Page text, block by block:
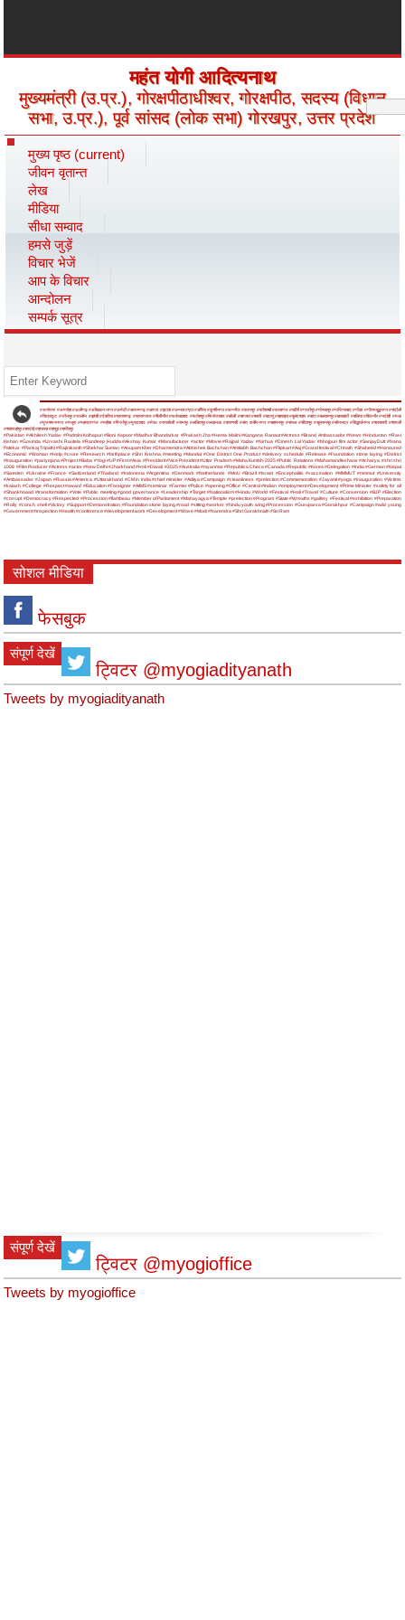
महंत योगी आदित्यनाथ
मुख्यमंत्री (उ.प्र.), गोरक्षपीठाधीश्वर, गोरक्षपीठ, सदस्य (विधान
सभा, उ.प्र.), पूर्व सांसद (लोक सभा) गोरखपुर, उत्तर प्रदेश
मुख्य पृष्ठ (current)
जीवन वृतान्त
लेख
मीडिया
सीधा सम्वाद
हमसे जुड़ें
विचार भेजें
आप के विचार
आन्दोलन
सम्पर्क सूत्र
#अयोध्या #अमरोहा #अलीगढ़ #अंबेडकर नगर#अमेठी #आजमगढ़ #आगरा #इटावा #उन्नाव#एटा#औरैया#कुशीनगर #कन्नौज #कानपुर #कौशाम्बी #कासगंज #खीरी#गाजीपुर#गोरखपुर #गाजियाबाद #गोंडा #गौतमबुद्धनगर #चंदौली
#चित्रकूट #जौनपुर #जालौन #झांसी #देवरिया #प्रतापगढ़ #प्रयागराज #पीलीभीत #फर्रुखाबाद #फतेहपुर #फिरोजाबाद #बरेली #बागपत #बस्ती #बदायूं #बहराइच #बुलंदशहर #बांदा #बलरामपुर #बाराबंकी #बलिया #बिजनौर #भदोही #मऊ
#मुजफ्फरनगर #मथुरा #महाराजगंज #महोबा #मिर्जापुर #मुरादाबाद #मेरठ #रायबरेली #रामपुर #ललितपुर #लखनऊ #वाराणसी #संत कबीर नगर #सहारनपुर #संभल #सीतापुर #सुल्तानपुर #सोनभद्र#सिद्धार्थनगर #श्रावस्ती #शामली
#शाहजहांपुर #हरदोई #हाथरस#हापुड़ #हमीरपुर
#Pakistan #Akhilesh Yadav #Padmini Kolhapuri #Boni Kapoor #Madhur Bhandarkar #Prakash Jha #Hema Malini #Kangana Ranaut #Actress #Brand Ambassador #News #Hindustan #Ravi
Kishan #Govinda #Urvashi Rautela #Randeep Hudda #Akshay Kumar #Manufacturer #actor #Movie #Rajpal Yadav #Nirhua #Dinesh Lal Yadav #bhojpuri film actor #SanjayDutt #Nana
Patekar #Pankaj Tripathi#Rajinikanth#Shekhar Suman #Anupam Kher #Dharmendra#Abhishek Bachchan #Amitabh Bachchan #Flipkart#Aaj#Grand festival #Chhath #Shaheed #Honoured
#Economic #Woman #Help #crore #Research #birthplace #Shri Krishna #meeting #Mandal #One District One Product #delivery schedule #Release #Foundation stone laying #District
#Inauguration #pariyojana #Project #Baba #Yogi #UP #First #Asia #President #Vice President #Uttar Pradesh #Maha Kumbh-2025 #Public Relations #Mahamandleshwar #Acharya #shri shri
1008 #Film Producer #Actress #actor#New Delhi #Jharkhand #Holi #Diwali #2025 #Australia #myanmar #Republica Checa#Canada #Republic #Korea #Delegation #India #German #Nepal
#Sweden #Ukraine #France #Switzerland #Thailand #Indonesia #Argentina #Denmark #Netherlands #MoU #Brazil #Israel #Encephalitis #vaccination #MMMUT #mmmut #University
#Ambassador #Japan #Russia #America #Uttarakhand #CM in India #chief minister #Aditya #Campaign #cleanliness #prelection #Commemoration #Jayanti #yoga #inauguration #Victims
#kalash #College #Respect #award #Education #Foreigner #AIIMS #seminar #Farmer #Police #opening #Office #Central #Indian #employment #Development #Prime Minister #safety for all
#Shankhnaad #transformation #Vote #Public meeting #good governance #Leadership #Target #Nationalism #Hindu #World #Festival #Holi #Travel #Culture #Conversion #BJP #Election
#corrupt #Democracy #Respected #Procession #flambeau #Member of Parliament #Mahayagya #Temple #prelection #Program #State #Wreaths #gallery #Festival #exhibition #Preparation
#Rally #conch shell #Victory #Support #Demonstration #Foundation stone laying #road #sitting #worker #hindu youth wing #Procession #Guruparva #Gorakhpur #Campaign #add young
#Government#inspection #Health #conference #development work #Development#Wave #Modi #Narendra #Shri Gorakhnath #Sri Ram
सोशल मीडिया
फेसबुक
संपूर्ण देखें
ट्विटर @myogiadityanath
Tweets by myogiadityanath
संपूर्ण देखें
ट्विटर @myogioffice
Tweets by myogioffice